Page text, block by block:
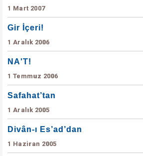
1 Mart 2007
Gir İçeri!
1 Aralık 2006
NA'T!
1 Temmuz 2006
Safahat’tan
1 Aralık 2005
Divân-ı Es’ad’dan
1 Haziran 2005